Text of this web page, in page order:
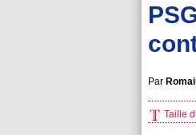
Par
Taille